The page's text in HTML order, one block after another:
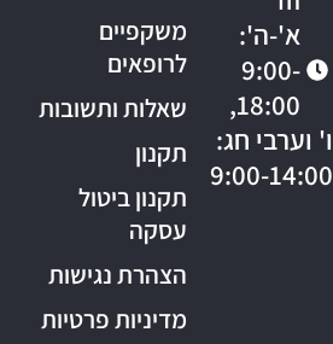
א'-ה':
9:00-
18:00,
ו' וערבי חג:
9:00-14:00
משקפיים
לרופאים
שאלות ותשובות
תקנון
תקנון ביטול
עסקה
הצהרת נגישות
מדיניות פרטיות